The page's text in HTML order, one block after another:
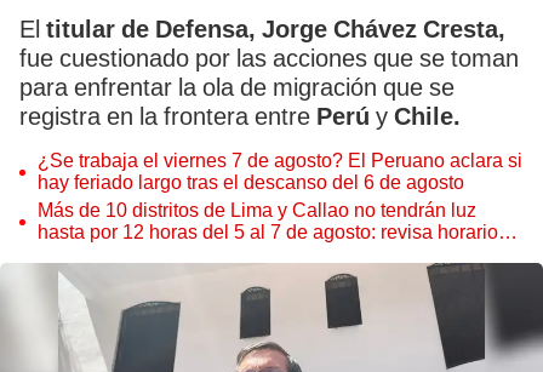
El titular de Defensa, Jorge Chávez Cresta,
fue cuestionado por las acciones que se toman
para enfrentar la ola de migración que se
registra en la frontera entre Perú y Chile.
¿Se trabaja el viernes 7 de agosto? El Peruano aclara si
hay feriado largo tras el descanso del 6 de agosto
Más de 10 distritos de Lima y Callao no tendrán luz
hasta por 12 horas del 5 al 7 de agosto: revisa horarios y